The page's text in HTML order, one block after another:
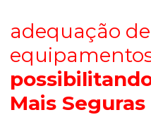
adequação
Mais Seguras